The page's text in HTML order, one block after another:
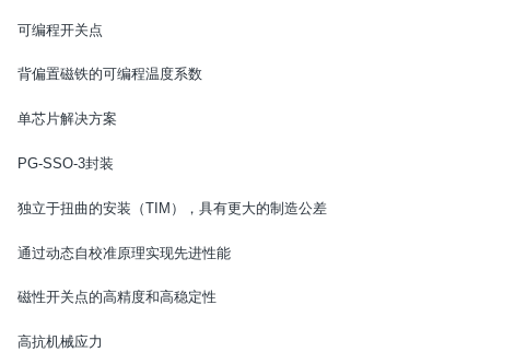
可编程开关点
背偏置磁铁的可编程温度系数
单芯片解决方案
PG-SSO-3封装
独立于扭曲的安装（TIM），具有更大的制造公差
通过动态自校准原理实现先进性能
磁性开关点的高精度和高稳定性
高抗机械应力